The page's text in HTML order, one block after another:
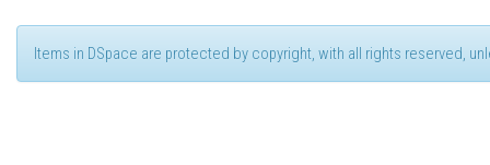
Items in DSpace are protected by copyright, with all rights reserved,